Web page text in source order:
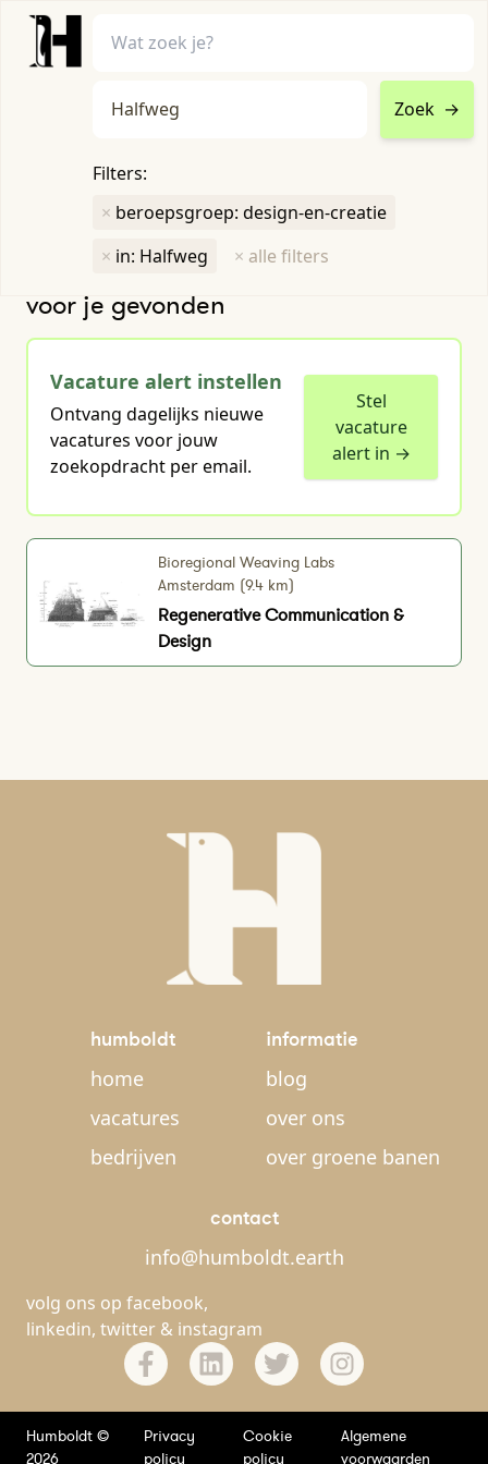
Zoek →
Filters:
× beroepsgroep: design-en-creatie
× in: Halfweg × alle filters
Humboldt heeft
groene vacature
voor je gevonden
Vacature alert instellen
Ontvang dagelijks nieuwe
vacatures voor jouw
zoekopdracht per email.
Stel
vacature
alert in →
Bioregional Weaving Labs
Amsterdam (9.4 km)
Regenerative Communication &
Design
humboldt
home
vacatures
bedrijven
informatie
blog
over ons
over groene banen
contact
info@humboldt.earth
volg ons op facebook,
linkedin, twitter & instagram
Humboldt ©
2026
Privacy
policy
Cookie
policy
Algemene
voorwaarden